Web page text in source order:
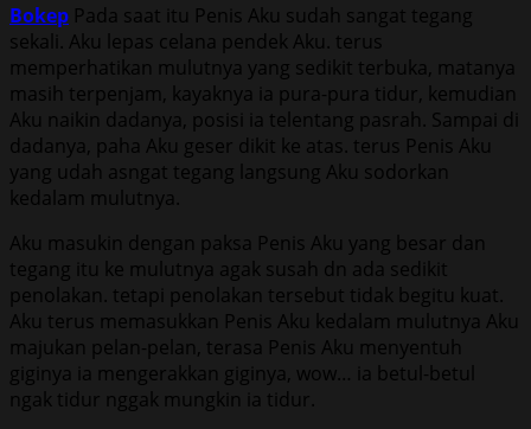
Bokep Pada saat itu Penis Aku sudah sangat tegang
sekali. Aku lepas celana pendek Aku. terus
memperhatikan mulutnya yang sedikit terbuka, matanya
masih terpenjam, kayaknya ia pura-pura tidur, kemudian
Aku naikin dadanya, posisi ia telentang pasrah. Sampai di
dadanya, paha Aku geser dikit ke atas. terus Penis Aku
yang udah asngat tegang langsung Aku sodorkan
kedalam mulutnya.
Aku masukin dengan paksa Penis Aku yang besar dan
tegang itu ke mulutnya agak susah dn ada sedikit
penolakan. tetapi penolakan tersebut tidak begitu kuat.
Aku terus memasukkan Penis Aku kedalam mulutnya Aku
majukan pelan-pelan, terasa Penis Aku menyentuh
giginya ia mengerakkan giginya, wow… ia betul-betul
ngak tidur nggak mungkin ia tidur.